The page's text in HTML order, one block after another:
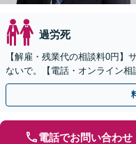
過労死
【解雇・残業代の相談料0円】
ないで。【電話・オンライン相
電話でお問い合わせ